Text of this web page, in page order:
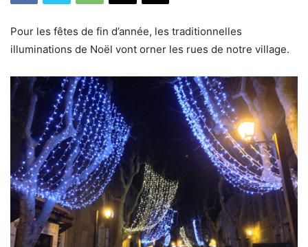
Pour les fêtes de fin d’année, les traditionnelles
illuminations de Noël vont orner les rues de notre village.